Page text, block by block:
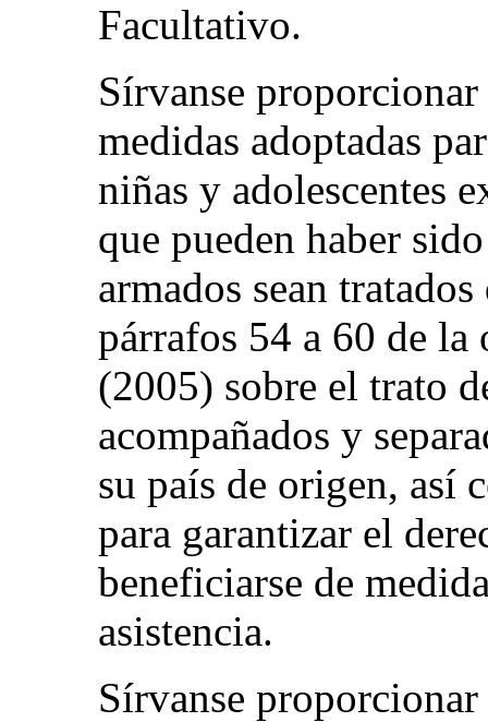
Facultativo.
Sírvanse
medidas adoptadas
niñas y adolescentes
que pueden haber
armados sean
párrafos 54 a 60 de la
(2005) sobre el trato
acompañados y
su país de origen, así
para garantizar el
beneficiarse de
asistencia.
Sírvanse